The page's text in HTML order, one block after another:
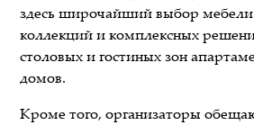
здесь широчайший выбор
коллекций и комплексных
столовых и гостиных зон
домов.
Кроме того, организаторы